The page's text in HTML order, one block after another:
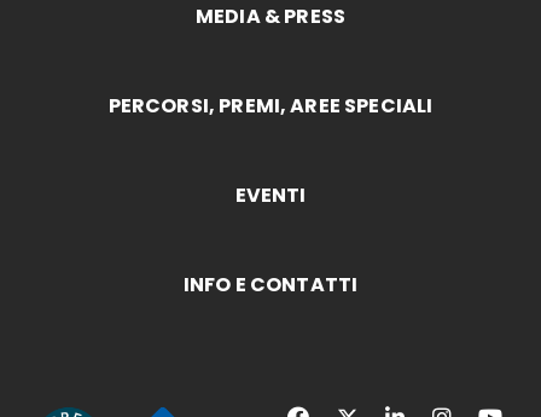
MEDIA & PRESS
PERCORSI, PREMI, AREE SPECIALI
EVENTI
INFO E CONTATTI